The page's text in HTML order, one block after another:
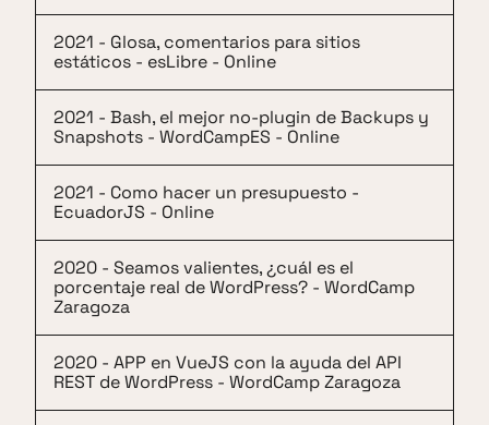
2021 - Glosa, comentarios para sitios
estáticos - esLibre - Online
2021 - Bash, el mejor no-plugin de Backups y
Snapshots - WordCampES - Online
2021 - Como hacer un presupuesto -
EcuadorJS - Online
2020 - Seamos valientes, ¿cuál es el
porcentaje real de WordPress? - WordCamp
Zaragoza
2020 - APP en VueJS con la ayuda del API
REST de WordPress - WordCamp Zaragoza